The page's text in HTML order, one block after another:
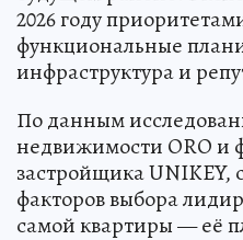
2026 году
функциональные
инфраструктура и
По данным
недвижимости ORO и
застройщика UNIKEY,
факторов выбора
самой квартиры — её